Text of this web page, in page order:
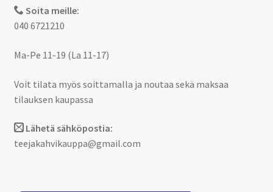
Soita meille:
040 6721210
Ma-Pe 11-19 (La 11-17)
Voit tilata myös soittamalla ja noutaa sekä maksaa
tilauksen kaupassa
Lähetä sähköpostia:
teejakahvikauppa@gmail.com